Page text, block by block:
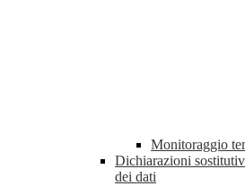
Monitoraggio
Dichiarazioni
dei dati